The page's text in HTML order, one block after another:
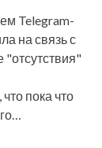
Telegram-
на связь с
пока что